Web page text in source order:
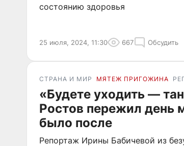
состоянию здоровья
25 июля, 2024, 11:30 667 Обсудить
СТРАНА И МИР МЯТЕЖ ПРИГОЖИНА
«Будете уходить —
Ростов пережил день
было после
Репортаж Ирины Бабичевой из